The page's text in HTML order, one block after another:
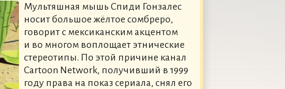
Мультяшная мышь Спиди Гонзалес
носит большое жёлтое сомбреро,
говорит с мексиканским акцентом
и во многом воплощает этнические
стереотипы. По этой причине канал
Cartoon Network, получивший в 1999
году права на показ сериала, снял его